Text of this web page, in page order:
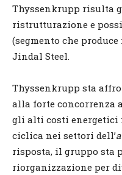
Thyssenkrupp risulta
ristrutturazione e
(segmento che
Jindal Steel.
Thyssenkrupp sta
alla forte concorrenza
gli alti costi energetici
ciclica nei settori dell’
risposta, il gruppo sta
riorganizzazione per